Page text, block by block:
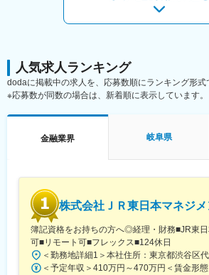
変更の範囲：当社ならびに研修出向先（
が定める業務
◇未経験から専門性が身につく
保険業界の知識は一から学べる環境。将
来店型のため、お客様対応の機会もあり
実感」を持てます。
◇長く働ける安定環境
事務職は定着率が高く、腰を据えてキャ
◇キャリアの幅が広がる
能です。
・本社：約10名体制
・落ち着きつつもコミュニケーションが取
・面倒見の良い先輩が多く、未経験でも
■入社後の流れ「※未経験前提の教育体制
先輩社員によるOJTでイチから業務習得
保険知識は段階的に学習
約1～2年で一人前を目指します
人気求人ランキング
dodaに掲載中の求人を、応募数順にランキング形式
※応募数が同数の場合は、新着順に表示しています。
金融業界 岐阜県
株式会社ＪＲ東日本マネジ
簿記資格をお持ちの方へ◎経理・財務■JR東
可■リモート可■フレックス■124休日